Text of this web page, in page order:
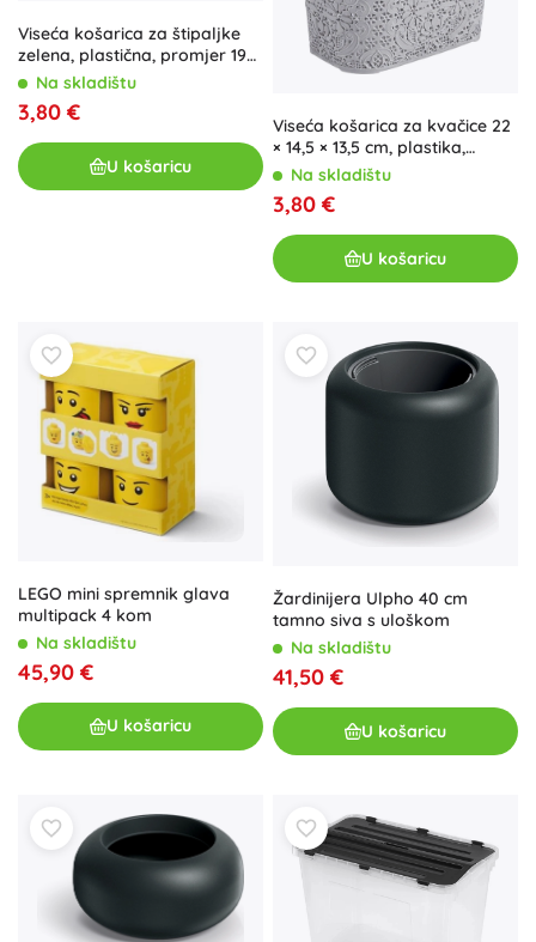
Viseća košarica za štipaljke
zelena, plastična, promjer 19
cmNa skladištu
3,80 €
U košaricu
Viseća košarica za kvačice 22
× 14,5 × 13,5 cm, plastika,
svijetlosiva
Na skladištu
3,80 €
U košaricu
LEGO mini spremnik glava
multipack 4 kom
Na skladištu
45,90 €
U košaricu
Žardinijera Ulpho 40 cm
tamno siva s uloškom
Na skladištu
41,50 €
U košaricu